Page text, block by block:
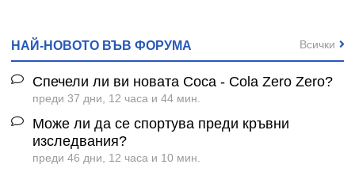
НАЙ-НОВОТО ВЪВ ФОРУМА
Спечели ли ви новата Coca - Cola Zero Zero?
преди 37 дни, 12 часа и 44 мин.
Може ли да се спортува преди кръвни
изследвания?
преди 46 дни, 12 часа и 10 мин.
Всички